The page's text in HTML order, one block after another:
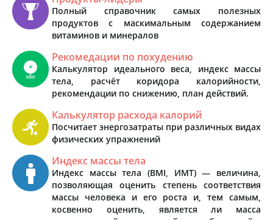
Полный справочник самых полезных
продуктов с маскимальным содержанием
витаминов и минералов
Рекомедации по похудению
Калькулятор идеального веса, индекс массы
тела, расчёт коридора калорийности,
рекомендации по снижению, план действий.
Калькулятор расхода калорий
Посчитает энергозатраты при различных видах
физических упражнений
Индекс массы тела
Индекс массы тела (BMI, ИМТ) — величина,
позволяющая оценить степень соответствия
массы человека и его роста и, тем самым,
косвенно оценить, является ли масса